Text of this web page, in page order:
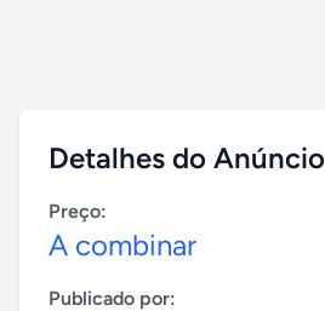
Detalhes do Anúncio
Preço:
A combinar
Publicado por: